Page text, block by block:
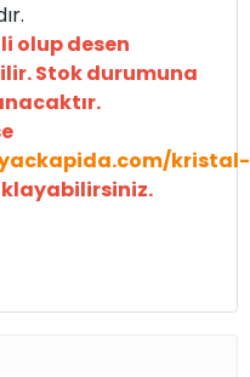
olup desen
Stok durumuna
kristal-